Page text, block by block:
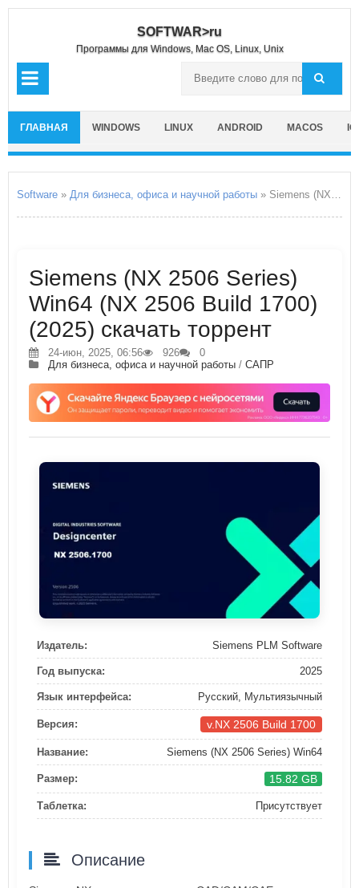
SOFTWAR>ru
Программы для Windows, Mac OS, Linux, Unix
ГЛАВНАЯ WINDOWS LINUX ANDROID MACOS
Software » Для бизнеса, офиса и научной работы » Siemens (NX 2506 Series) Win64
Siemens (NX 2506 Series)
Win64 (NX 2506 Build 1700)
(2025) скачать торрент
24-июн, 2025, 06:56 926
0
Для бизнеса, офиса и научной работы / САПР
Издатель: Siemens PLM Software
Год выпуска: 2025
Язык интерфейса: Русский, Мультиязычный
Версия: v.NX 2506 Build 1700
Название: Siemens (NX 2506 Series) Win64
Размер: 15.82 GB
Таблетка: Присутствует
Описание